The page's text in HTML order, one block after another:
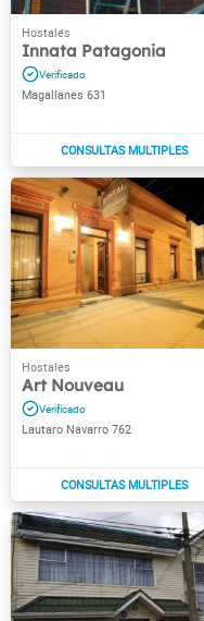
Innata Patagonia
Magallanes 631
Art Nouveau
Lautaro Navarro 762